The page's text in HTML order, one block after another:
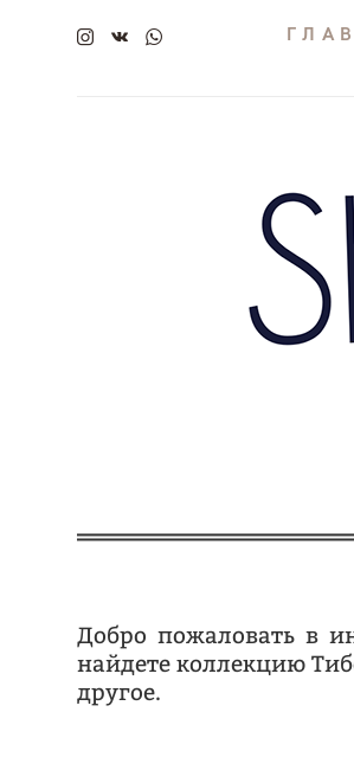
Добро пожаловать в
найдете коллекцию
другое.